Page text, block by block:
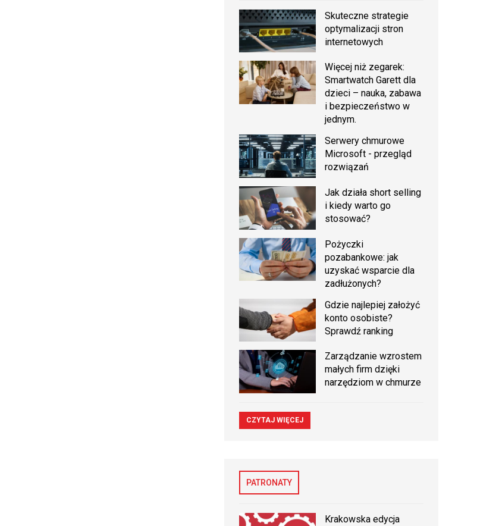
Skuteczne strategie
optymalizacji stron
internetowych
Więcej niż zegarek:
Smartwatch Garett dla
dzieci – nauka, zabawa
i bezpieczeństwo w
jednym.
Serwery chmurowe
Microsoft - przegląd
rozwiązań
Jak działa short selling
i kiedy warto go
stosować?
Pożyczki
pozabankowe: jak
uzyskać wsparcie dla
zadłużonych?
Gdzie najlepiej założyć
konto osobiste?
Sprawdź ranking
Zarządzanie wzrostem
małych firm dzięki
narzędziom w chmurze
CZYTAJ WIĘCEJ
PATRONATY
Krakowska edycja